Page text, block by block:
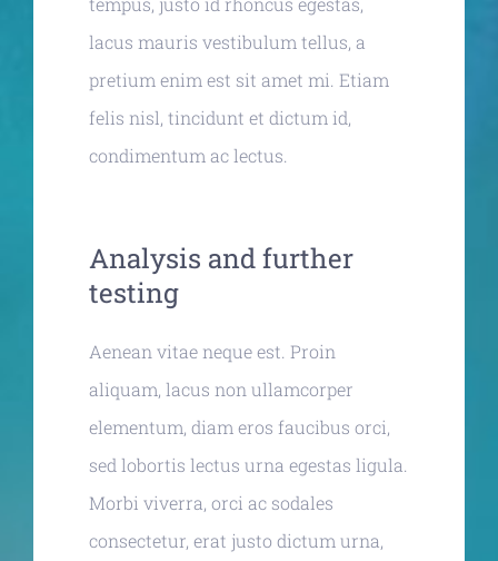
lacus mauris vestibulum tellus, a
pretium enim est sit amet mi. Etiam
felis nisl, tincidunt et dictum id,
condimentum ac lectus.
Analysis and further
testing
Aenean vitae neque est. Proin
aliquam, lacus non ullamcorper
elementum, diam eros faucibus orci,
sed lobortis lectus urna egestas ligula.
Morbi viverra, orci ac sodales
consectetur, erat justo dictum urna,